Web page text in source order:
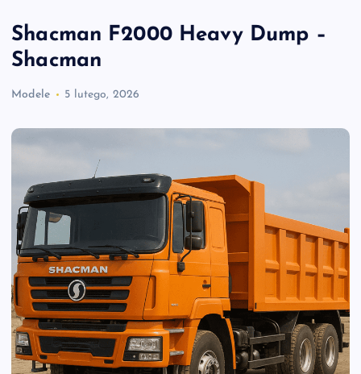
Shacman F2000 Heavy Dump –
Shacman
Modele 5 lutego, 2026